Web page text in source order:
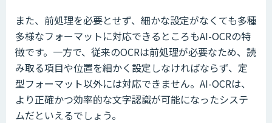
また、前処理を必要とせず、細かな設定がなくても多種
多様なフォーマットに対応できるところもAI-OCRの特
徴です。一方で、従来のOCRは前処理が必要なため、読
み取る項目や位置を細かく設定しなければならず、定
型フォーマット以外には対応できません。AI-OCRは、
より正確かつ効率的な文字認識が可能になったシステ
ムだといえるでしょう。